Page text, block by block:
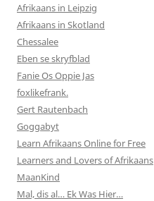
Afrikaans in Leipzig
Afrikaans in Skotland
Chessalee
Eben se skryfblad
Fanie Os Oppie Jas
foxlikefrank.
Gert Rautenbach
Goggabyt
Learn Afrikaans Online for Free
Learners and Lovers of Afrikaans
MaanKind
Mal, dis al… Ek Was Hier…